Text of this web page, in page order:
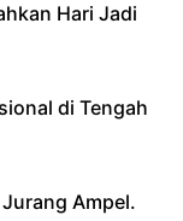
Hari Jadi
di Tengah
Ampel.